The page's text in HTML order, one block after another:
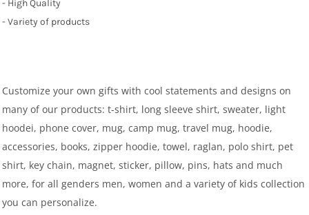
- High Quality
- Variety of products
Customize your own gifts with cool statements and designs on
many of our products: t-shirt, long sleeve shirt, sweater, light
hoodei, phone cover, mug, camp mug, travel mug, hoodie,
accessories, books, zipper hoodie, towel, raglan, polo shirt, pet
shirt, key chain, magnet, sticker, pillow, pins, hats and much
more, for all genders men, women and a variety of kids collection
you can personalize.